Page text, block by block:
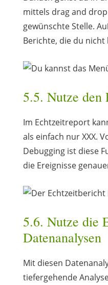
mittels drag and
gewünschte Stelle.
Berichte, die du nicht
5.5. Nutze
Im Echtzeitreport
als einfach nur XXX.
Debugging ist diese
die Ereignisse
5.6. Nutze die
Datenanalysen
Mit diesen
tiefergehende